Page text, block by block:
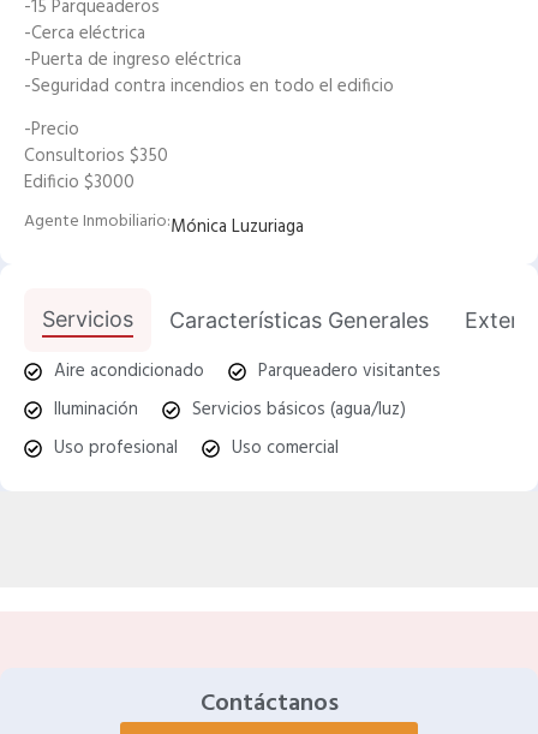
-15 Parqueaderos
-Cerca eléctrica
-Puerta de ingreso eléctrica
-Seguridad contra incendios en todo el edificio
-Precio
Consultorios $350
Edificio $3000
Agente Inmobiliario:Mónica Luzuriaga
Servicios Características Generales
Aire acondicionado
Parqueadero visitantes
Iluminación
Servicios básicos (agua/luz)
Uso profesional
Uso comercial
Contáctanos